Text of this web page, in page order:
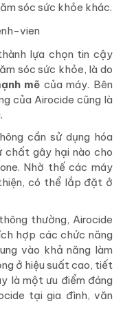
sóc sức khỏe khác.
lựa chọn tin cậy
sóc sức khỏe, là do
mẽ của máy. Bên
của Airocide cũng là
cần sử dụng hóa
gây hại nào cho
Nhờ thế các máy
có thể lắp đặt ở
thường, Airocide
hợp các chức năng
vào khả năng làm
ở hiệu suất cao, tiết
là một ưu điểm đáng
tại gia đình, văn